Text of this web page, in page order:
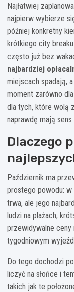
Najłatwiej
najpierw wybierze
później konkretny
krótkiego city
często już bez
najbardziej
miejscach spadają,
moment zarówno
dla tych, które wolą
naprawdę mają
Dlaczego
Październik ma
prostego powodu:
trwa, ale jego
ludzi na plażach,
przewidywalne ceny
tygodniowym
Do tego dochodzi
liczyć na słońce i
takich jak te